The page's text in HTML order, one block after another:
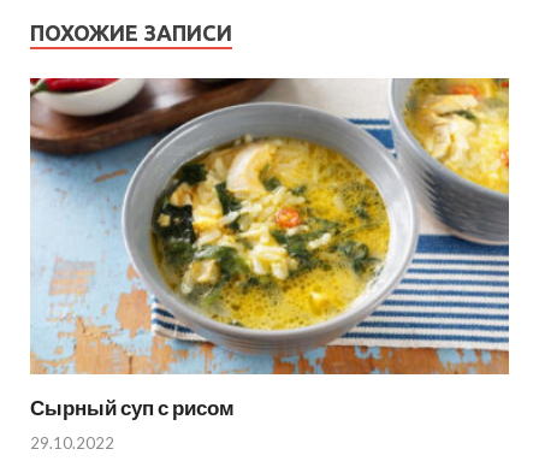
ПОХОЖИЕ ЗАПИСИ
Сырный суп с рисом
29.10.2022